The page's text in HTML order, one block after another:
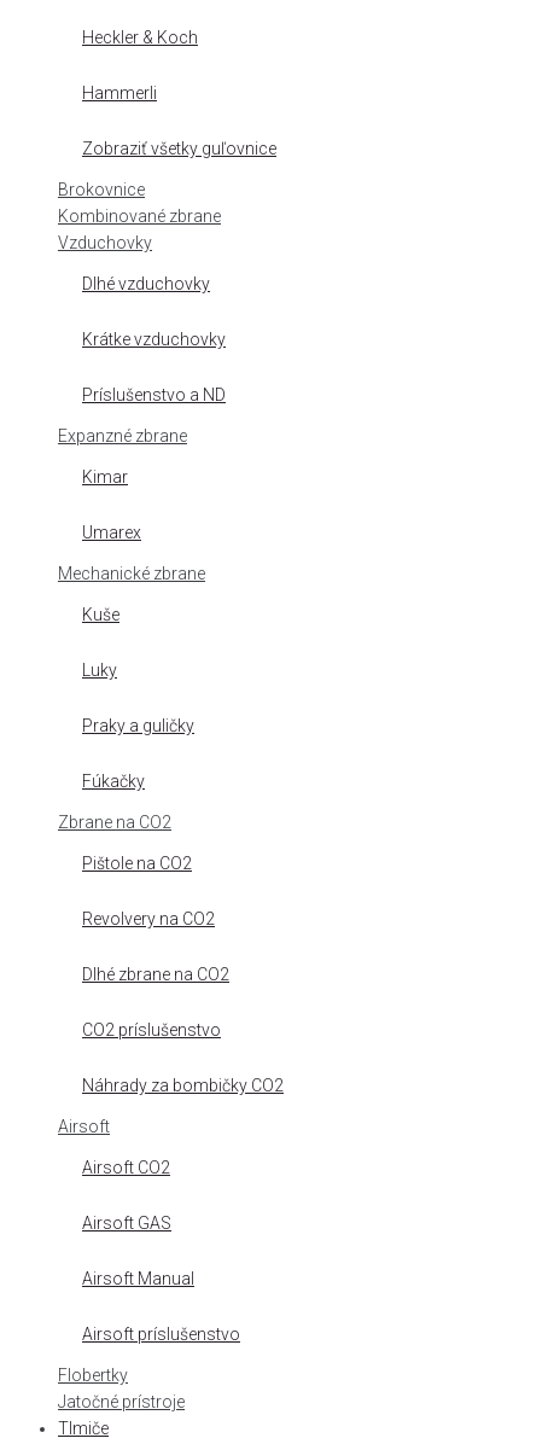
Heckler & Koch
Hammerli
Zobraziť všetky guľovnice
Brokovnice
Kombinované zbrane
Vzduchovky
Dlhé vzduchovky
Krátke vzduchovky
Príslušenstvo a ND
Expanzné zbrane
Kimar
Umarex
Mechanické zbrane
Kuše
Luky
Praky a guličky
Fúkačky
Zbrane na CO2
Pištole na CO2
Revolvery na CO2
Dlhé zbrane na CO2
CO2 príslušenstvo
Náhrady za bombičky CO2
Airsoft
Airsoft CO2
Airsoft GAS
Airsoft Manual
Airsoft príslušenstvo
Flobertky
Jatočné prístroje
Tlmiče